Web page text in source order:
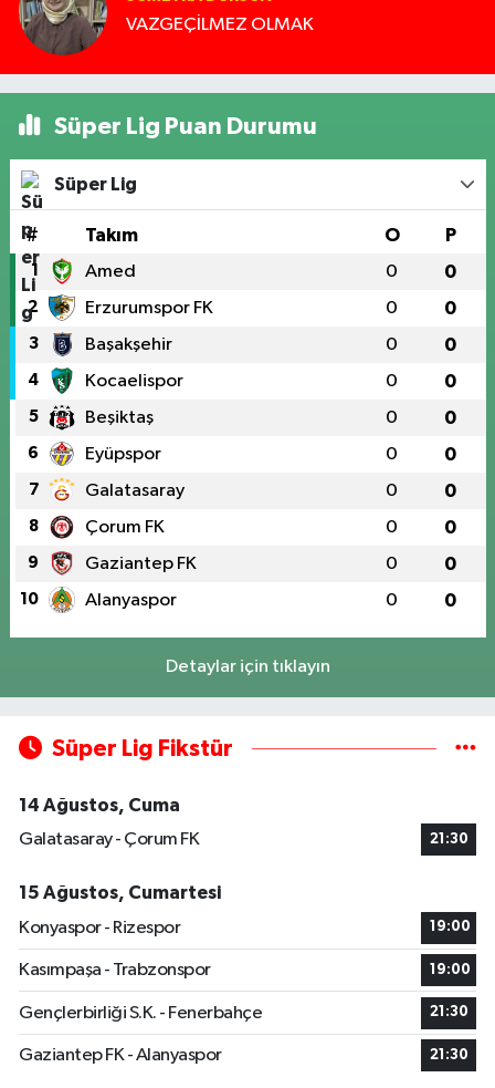
VAZGEÇİLMEZ OLMAK
Süper Lig Puan Durumu
Süper Lig
# Takım O P
1 Amed 0 0
2 Erzurumspor FK 0 0
3 Başakşehir 0 0
4 Kocaelispor 0 0
5 Beşiktaş 0 0
6 Eyüpspor 0 0
7 Galatasaray 0 0
8 Çorum FK 0 0
9 Gaziantep FK 0 0
10 Alanyaspor 0 0
Detaylar için tıklayın
Süper Lig Fikstür
14 Ağustos, Cuma
Galatasaray - Çorum FK
21:30
15 Ağustos, Cumartesi
Konyaspor - Rizespor
19:00
Kasımpaşa - Trabzonspor 19:00
Gençlerbirliği S.K. - Fenerbahçe 21:30
Gaziantep FK - Alanyaspor 21:30